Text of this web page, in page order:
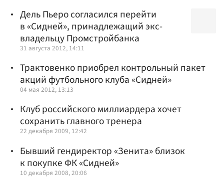
Дель Пьеро согласился перейти
в «Сидней», принадлежащий экс-
владельцу Промстройбанка
31 августа 2012, 14:11
Трактовенко приобрел контрольный пакет
акций футбольного клуба «Сидней»
04 мая 2012, 13:13
Клуб российского миллиардера хочет
сохранить главного тренера
22 декабря 2009, 12:42
Бывший гендиректор «Зенита» близок
к покупке ФК «Сидней»
10 декабря 2008, 20:06